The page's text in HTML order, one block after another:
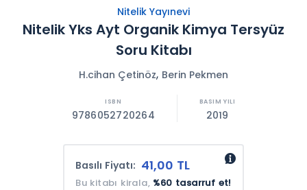
Nitelik Yayınevi
Nitelik Yks Ayt Organik Kimya Tersyüz
Soru Kitabı
H.cihan Çetinöz, Berin Pekmen
9786052720264 2019
Basılı Fiyatı: 41,00 TL
Bu kitabı kirala, %60 tasarruf et!